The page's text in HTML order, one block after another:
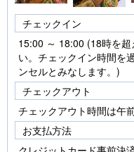
チェックイン
15:00 ～ 18:00 (18時を
い。チェックイン時間を
ンセルとみなします。)
チェックアウト
チェックアウト時間は午
お支払方法